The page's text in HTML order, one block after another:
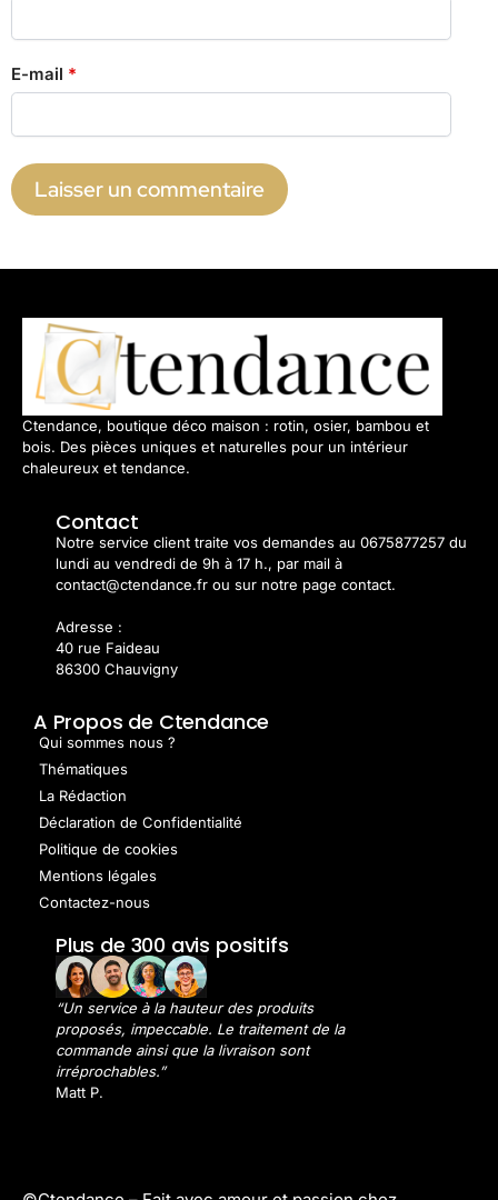
E-mail *
Ctendance, boutique déco maison : rotin, osier, bambou et
bois. Des pièces uniques et naturelles pour un intérieur
chaleureux et tendance.
Contact
Notre service client traite vos demandes au 0675877257 du
lundi au vendredi de 9h à 17 h., par mail à
contact@ctendance.fr ou sur notre page contact.
Adresse :
40 rue Faideau
86300 Chauvigny
A Propos de Ctendance
Qui sommes nous ?
Thématiques
La Rédaction
Déclaration de Confidentialité
Politique de cookies
Mentions légales
Contactez-nous
Plus de 300 avis positifs
“Un service à la hauteur des produits
proposés, impeccable. Le traitement de la
commande ainsi que la livraison sont
irréprochables.”
Matt P.